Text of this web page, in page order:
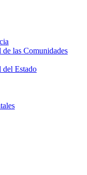
las Comunidades
del Estado